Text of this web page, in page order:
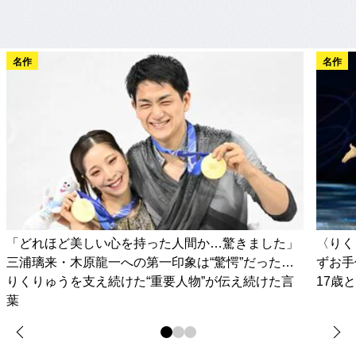
名作
「どれほど美しい心を持った人間か…驚きました」
三浦璃来・木原龍一への第一印象は“驚愕”だった…
りくりゅうを支え続けた“重要人物”が伝え続けた言
葉
名作
〈り
ずお
17歳